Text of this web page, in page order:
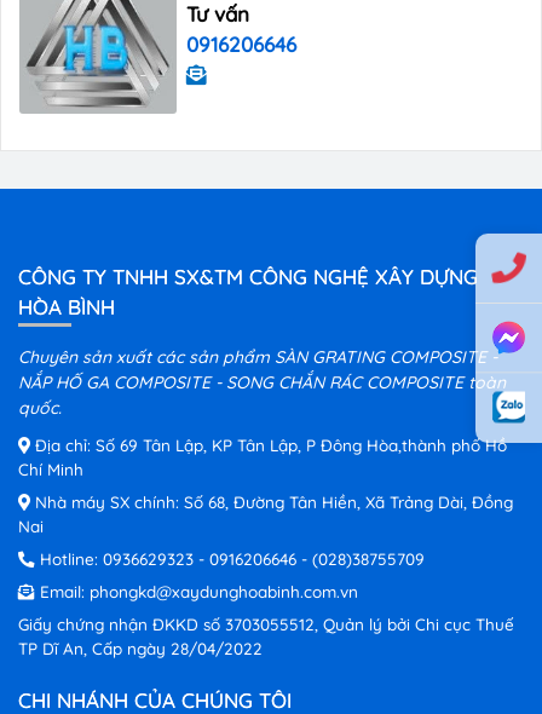
Tư vấn
0916206646
CÔNG TY TNHH SX&TM CÔNG NGHỆ XÂY DỰNG
HÒA BÌNH
Chuyên sản xuất các sản phẩm SÀN GRATING COMPOSITE -
NẮP HỐ GA COMPOSITE - SONG CHẮN RÁC COMPOSITE toàn
quốc.
Địa chỉ: Số 69 Tân Lập, KP Tân Lập, P Đông Hòa,thành phố Hồ
Chí Minh
Nhà máy SX chính: Số 68, Đường Tân Hiền, Xã Trảng Dài, Đồng
Nai
Hotline: 0936629323 - 0916206646 - (028)38755709
Email: phongkd@xaydunghoabinh.com.vn
Giấy chứng nhận ĐKKD số 3703055512, Quản lý bởi Chi cục Thuế
TP Dĩ An, Cấp ngày 28/04/2022
CHI NHÁNH CỦA CHÚNG TÔI